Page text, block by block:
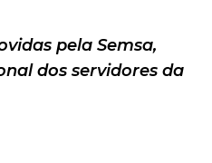
pela Semsa,
dos servidores da